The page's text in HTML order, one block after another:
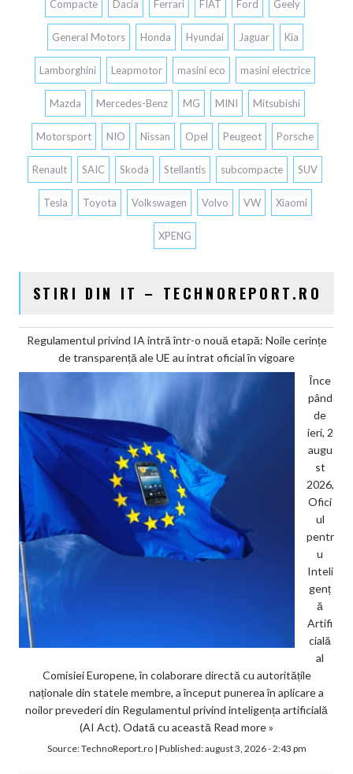
Compacte Dacia Ferrari FIAT Ford Geely
General Motors Honda Hyundai Jaguar Kia
Lamborghini Leapmotor masini eco masini electrice
Mazda Mercedes-Benz MG MINI Mitsubishi
Motorsport NIO Nissan Opel Peugeot Porsche
Renault SAIC Skoda Stellantis subcompacte SUV
Tesla Toyota Volkswagen Volvo VW Xiaomi
XPENG
STIRI DIN IT – TECHNOREPORT.RO
Regulamentul privind IA intră într-o nouă etapă: Noile cerințe
de transparență ale UE au intrat oficial în vigoare
Înce
pând
de
ieri, 2
augu
st
2026,
Ofici
ul
pentr
u
Inteli
genț
ă
Artifi
cială
al
Comisiei Europene, în colaborare directă cu autoritățile
naționale din statele membre, a început punerea în aplicare a
noilor prevederi din Regulamentul privind inteligența artificială
(AI Act). Odată cu această Read more »
Source:TechnoReport.ro| Published:august 3, 2026 - 2:43 pm